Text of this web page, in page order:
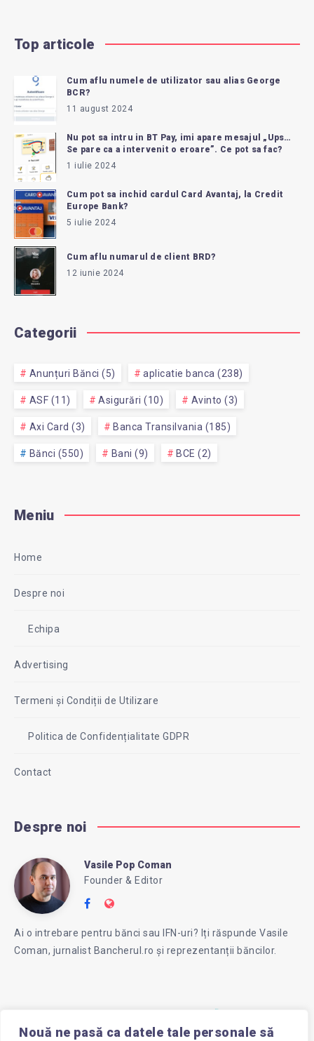
Nouă ne pasă ca datele tale personale să
BANII?
Top articole
Cum aflu numele de utilizator sau alias George
BCR?
11 august 2024
Nu pot sa intru in BT Pay, imi apare mesajul „Ups…
Se pare ca a intervenit o eroare”. Ce pot sa fac?
1 iulie 2024
Cum pot sa inchid cardul Card Avantaj, la Credit
Europe Bank?
5 iulie 2024
Cum aflu numarul de client BRD?
12 iunie 2024
Categorii
Anunțuri Bănci (5) aplicatie banca (238)
ASF (11) Asigurări (10) Avinto (3)
Axi Card (3) Banca Transilvania (185)
Bănci (550) Bani (9) BCE (2)
Meniu
Home
Despre noi
Echipa
Advertising
Termeni și Condiții de Utilizare
Politica de Confidențialitate GDPR
Contact
Despre noi
Vasile
Pop
Vasile Pop Coman
Founder & Editor
Follow
on
Website:
Ai o intrebare pentru bănci sau IFN-uri? Iți răspunde Vasile
Coman, jurnalist Bancherul.ro și reprezentanții băncilor.